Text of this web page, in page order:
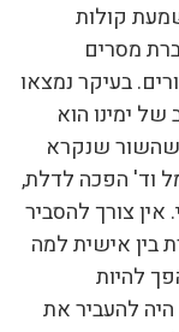
קולות
מסרים
בעיקר נמצאו
ימינו הוא
שנקרא
וד' הפכה לדלת,
צורך להסביר
בין אישית למה
להיות
היה להעביר את